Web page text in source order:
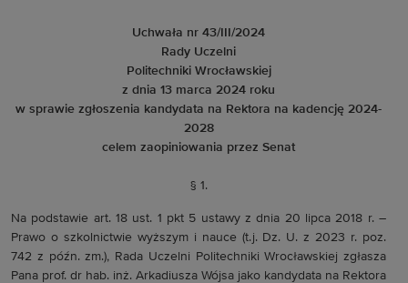
Uchwała nr 43/III/2024
Rady Uczelni
Politechniki Wrocławskiej
z dnia 13 marca 2024 roku
w sprawie zgłoszenia kandydata na Rektora na kadencję 2024-
2028
celem zaopiniowania przez Senat
§ 1.
Na podstawie art. 18 ust. 1 pkt 5 ustawy z dnia 20 lipca 2018 r. –
Prawo o szkolnictwie wyższym i nauce (t.j. Dz. U. z 2023 r. poz.
742 z późn. zm.), Rada Uczelni Politechniki Wrocławskiej zgłasza
Pana prof. dr hab. inż. Arkadiusza Wójsa jako kandydata na Rektora